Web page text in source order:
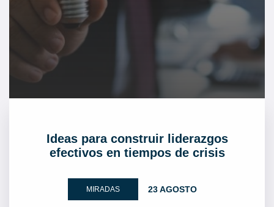
Ideas para construir liderazgos
efectivos en tiempos de crisis
MIRADAS 23 AGOSTO